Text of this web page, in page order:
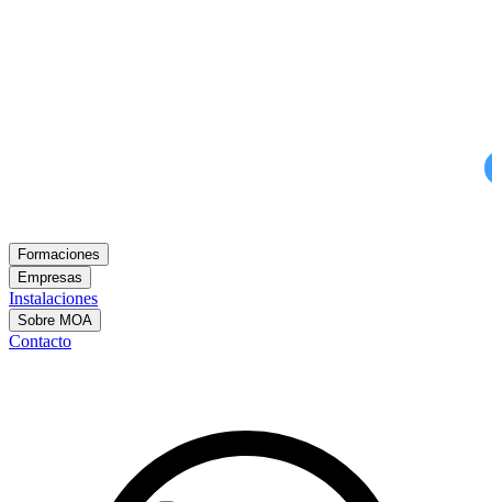
Formaciones
Empresas
Instalaciones
Sobre MOA
Contacto